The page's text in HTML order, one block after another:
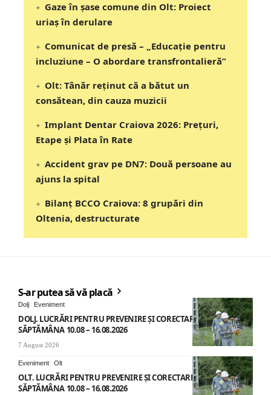
Gaze în șase comune din Olt: Proiect
uriaș în derulare
Comunicat de presă – „Educație pentru
incluziune – O abordare transfrontalieră”
Olt: Tânăr reţinut că a bătut un
consătean, din cauza muzicii
Implant Dentar Craiova 2026: Preţuri,
Etape şi Plata în Rate
Accident grav pe DN7: Două persoane au
ajuns la spital
Bilanț BCCO Craiova: 8 grupări din
Oltenia, destructurate
S-ar putea să vă placă
Dolj Eveniment
DOLJ. LUCRĂRI PENTRU PREVENIRE ȘI CORECTARE AVARII –
SĂPTĂMÂNA 10.08 – 16.08.2026
7 August 2026
Eveniment Olt
OLT. LUCRĂRI PENTRU PREVENIRE ȘI CORECTARE AVARII –
SĂPTĂMÂNA 10.08 – 16.08.2026